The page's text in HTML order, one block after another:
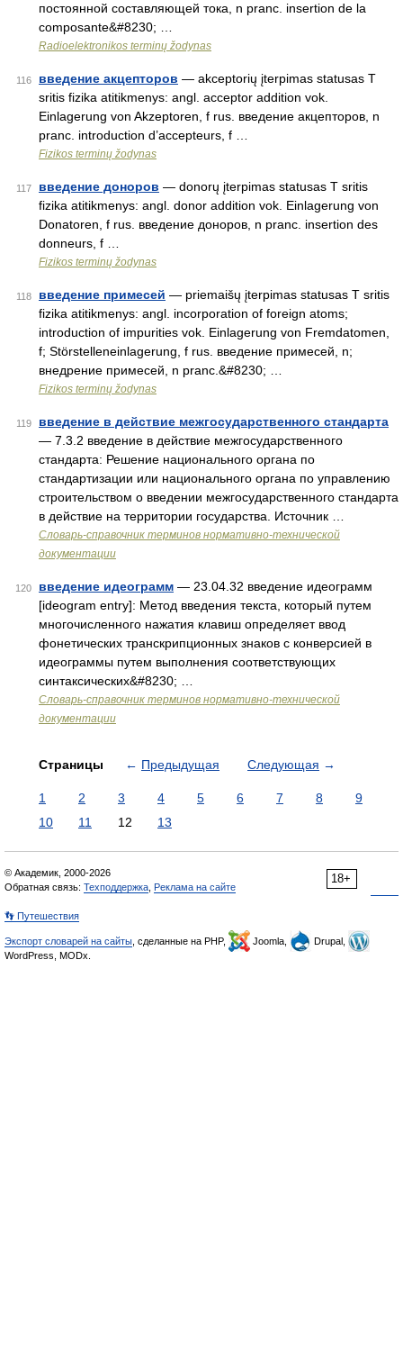
постоянной составляющей тока, n pranc. insertion de la
composante&#8230; …
Radioelektronikos terminų žodynas
116 введение акцепторов — akceptorių įterpimas statusas T
sritis fizika atitikmenys: angl. acceptor addition vok.
Einlagerung von Akzeptoren, f rus. введение акцепторов, n
pranc. introduction d’accepteurs, f …
Fizikos terminų žodynas
117 введение доноров — donorų įterpimas statusas T sritis
fizika atitikmenys: angl. donor addition vok. Einlagerung von
Donatoren, f rus. введение доноров, n pranc. insertion des
donneurs, f …
Fizikos terminų žodynas
118 введение примесей — priemaišų įterpimas statusas T sritis
fizika atitikmenys: angl. incorporation of foreign atoms;
introduction of impurities vok. Einlagerung von Fremdatomen,
f; Störstelleneinlagerung, f rus. введение примесей, n;
внедрение примесей, n pranc.&#8230; …
Fizikos terminų žodynas
119
введение в действие межгосударственного стандарта
— 7.3.2 введение в действие межгосударственного
стандарта: Решение национального органа по
стандартизации или национального органа по управлению
строительством о введении межгосударственного стандарта
в действие на территории государства. Источник …
Словарь-справочник терминов нормативно-технической
документации
120 введение идеограмм — 23.04.32 введение идеограмм
[ideogram entry]: Метод введения текста, который путем
многочисленного нажатия клавиш определяет ввод
фонетических транскрипционных знаков с конверсией в
идеограммы путем выполнения соответствующих
синтаксических&#8230; …
Словарь-справочник терминов нормативно-технической
документации
Страницы ← Предыдущая Следующая →
1 2 3 4 5 6 7 8
9
10
11 12 13
18+
© Академик, 2000-2026
Обратная связь: Техподдержка Реклама на сайте
👣 Путешествия
Экспорт словарей на сайты , сделанные на PHP, Joomla,
Drupal,
WordPress, MODx.